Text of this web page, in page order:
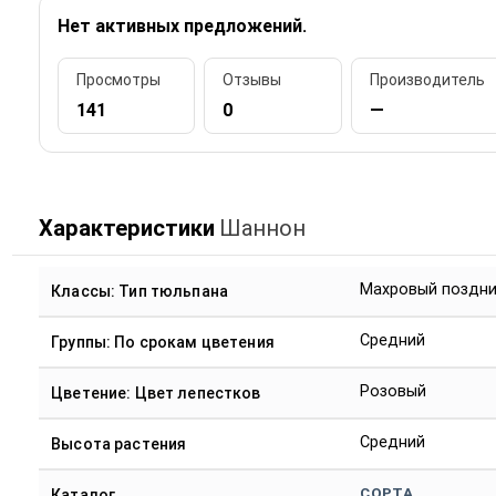
Нет активных предложений.
Просмотры
141
Отзывы
0
Производитель
—
Характеристики Шаннон
Классы: Тип тюльпана Махровый
Группы: По срокам цветения Средний
Цветение: Цвет лепестков Розовый
Высота растения Средний